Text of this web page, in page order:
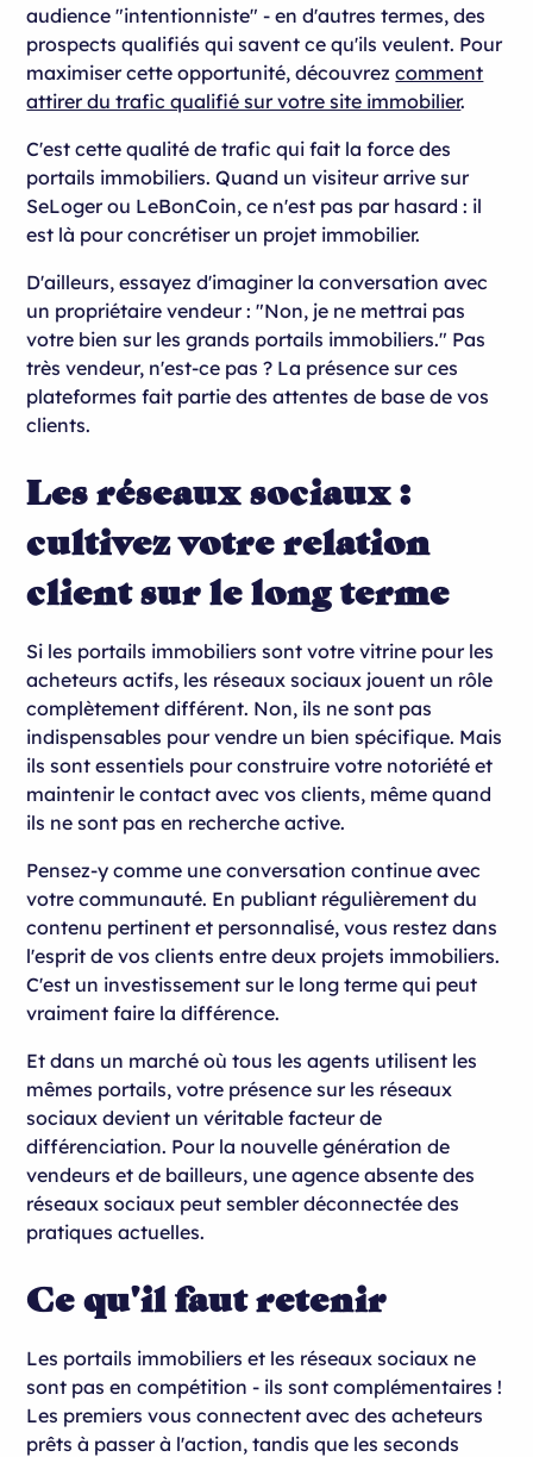
audience "intentionniste" - en d'autres termes, des
prospects qualifiés qui savent ce qu'ils veulent. Pour
maximiser cette opportunité, découvrezcomment
attirer du trafic qualifié sur votre site immobilier.
C'est cette qualité de trafic qui fait la force des
portails immobiliers. Quand un visiteur arrive sur
SeLoger ou LeBonCoin, ce n'est pas par hasard : il
est là pour concrétiser un projet immobilier.
D'ailleurs, essayez d'imaginer la conversation avec
un propriétaire vendeur : "Non, je ne mettrai pas
votre bien sur les grands portails immobiliers." Pas
très vendeur, n'est-ce pas ? La présence sur ces
plateformes fait partie des attentes de base de vos
clients.
Les réseaux sociaux :
cultivez votre relation
client sur le long terme
Si les portails immobiliers sont votre vitrine pour les
acheteurs actifs, les réseaux sociaux jouent un rôle
complètement différent. Non, ils ne sont pas
indispensables pour vendre un bien spécifique. Mais
ils sont essentiels pour construire votre notoriété et
maintenir le contact avec vos clients, même quand
ils ne sont pas en recherche active.
Pensez-y comme une conversation continue avec
votre communauté. En publiant régulièrement du
contenu pertinent et personnalisé, vous restez dans
l'esprit de vos clients entre deux projets immobiliers.
C'est un investissement sur le long terme qui peut
vraiment faire la différence.
Et dans un marché où tous les agents utilisent les
mêmes portails, votre présence sur les réseaux
sociaux devient un véritable facteur de
différenciation. Pour la nouvelle génération de
vendeurs et de bailleurs, une agence absente des
réseaux sociaux peut sembler déconnectée des
pratiques actuelles.
Ce qu'il faut retenir
Les portails immobiliers et les réseaux sociaux ne
sont pas en compétition - ils sont complémentaires !
Les premiers vous connectent avec des acheteurs
prêts à passer à l'action, tandis que les seconds